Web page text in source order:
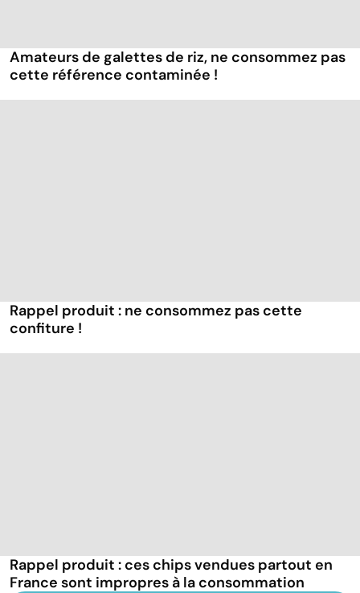
Amateurs de galettes de riz, ne consommez pas
cette référence contaminée !
Rappel produit : ne consommez pas cette
confiture !
Rappel produit : ces chips vendues partout en
France sont impropres à la consommation